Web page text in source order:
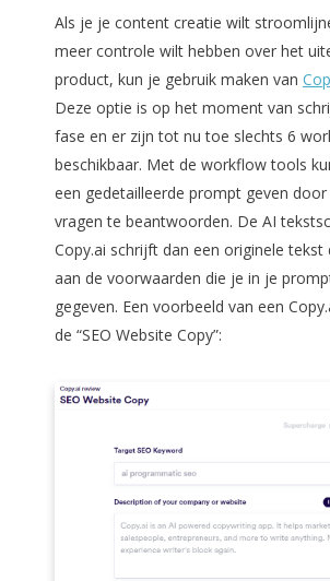
Als je je content creatie wilt
meer controle wilt hebben over het
product, kun je gebruik maken van
Deze optie is op het moment van
fase en er zijn tot nu toe slechts 6
beschikbaar. Met de workflow tools
een gedetailleerde prompt geven
vragen te beantwoorden. De AI
Copy.ai schrijft dan een originele tekst
aan de voorwaarden die je in je
gegeven. Een voorbeeld van een
de “SEO Website Copy”: